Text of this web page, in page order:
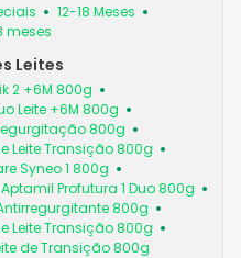
12-18 Meses
meses
Leites
2 +6M 800g
Leite +6M 800g
800g
Leite Transição 800g
Syneo 1 800g
Aptamil Profutura 1 Duo 800g
800g
Leite Transição 800g
de Transição 800g